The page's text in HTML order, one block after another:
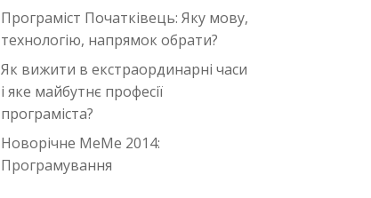
Програміст Початківець: Яку мову,
технологію, напрямок обрати?
Як вижити в екстраординарні часи
i яке майбутнє професії
програміста?
Новорічне MeMe 2014:
Програмування